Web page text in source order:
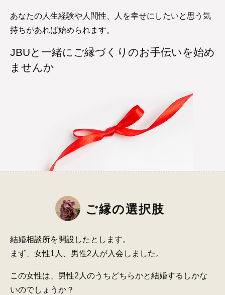
あなたの人生経験や人間性、人を幸せにしたいと思う気
持ちがあれば始められます。
JBUと一緒にご縁づくりのお手伝いを始め
ませんか
ご縁の選択肢
結婚相談所を開設したとします。
まず、女性1人、男性2人が入会しました。
この女性は、男性2人のうちどちらかと結婚するしかな
いのでしょうか？